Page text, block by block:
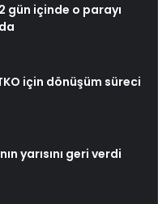
gün içinde o parayı
için dönüşüm süreci
yarısını geri verdi